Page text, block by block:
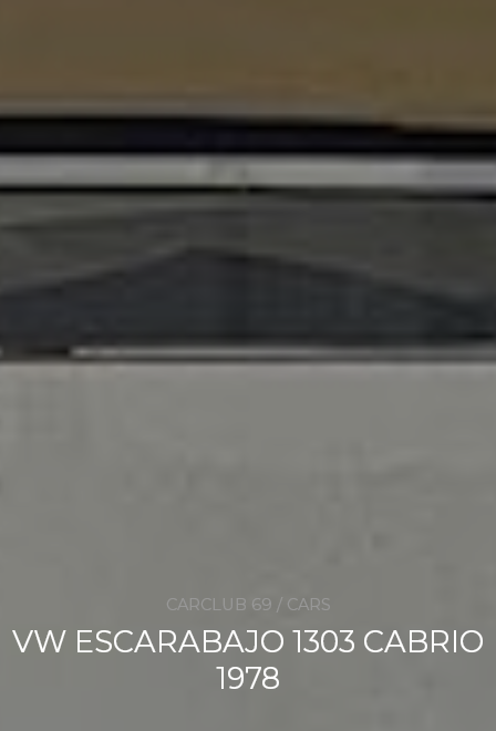
CARCLUB 69 / CARS
VW ESCARABAJO 1303 CABRIO
1978